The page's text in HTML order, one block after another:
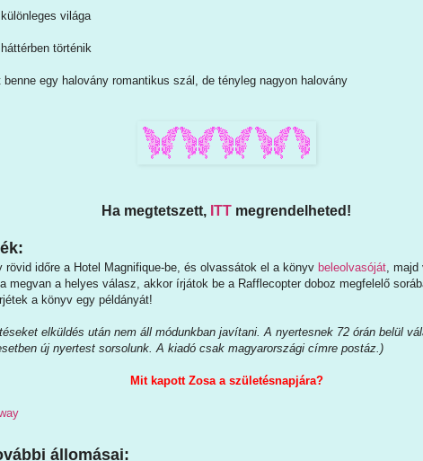
világa
történik
benne egy halovány romantikus szál, de tényleg nagyon halovány
Ha megtetszett, ITT megrendelheted!
rövid időre a Hotel Magnifique-be, és olvassátok el a könyv beleolvasóját, majd
megvan a helyes válasz, akkor írjátok be a Rafflecopter doboz megfelelő
a könyv egy példányát!
elküldés után nem áll módunkban javítani. A nyertesnek 72 órán belül
új nyertest sorsolunk. A kiadó csak magyarországi címre postáz.)
Mit kapott Zosa a születésnapjára?
állomásai: